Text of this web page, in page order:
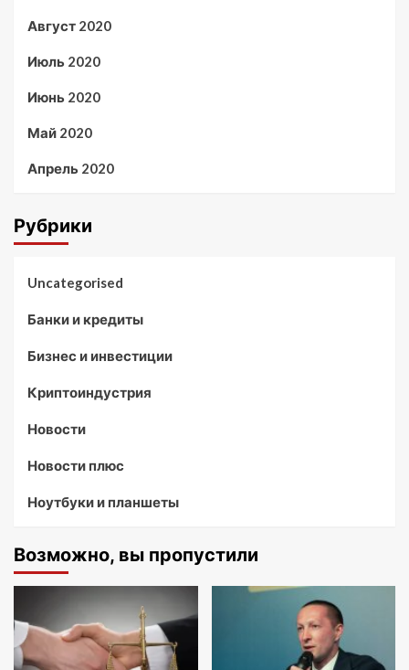
Август 2020
Июль 2020
Июнь 2020
Май 2020
Апрель 2020
Рубрики
Uncategorised
Банки и кредиты
Бизнес и инвестиции
Криптоиндустрия
Новости
Новости плюс
Ноутбуки и планшеты
Возможно, вы пропустили